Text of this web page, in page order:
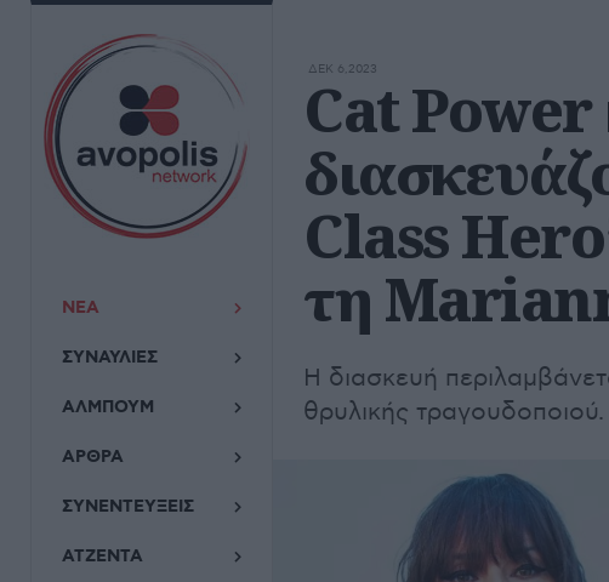
ΝΕΑ
ΣΥΝΑΥΛΙΕΣ
ΑΛΜΠΟΥΜ
ΑΡΘΡΑ
ΣΥΝΕΝΤΕΥΞΕΙΣ
ΑΤΖΕΝΤΑ
ΔΕΚ 6,2023
Cat Power
Class
τη
Η διασκευή
θρυλικής τραγουδοποιού.